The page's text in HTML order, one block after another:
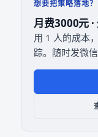
想要把策略落地？
月费3000元
用 1 人的成本
踪。随时发微